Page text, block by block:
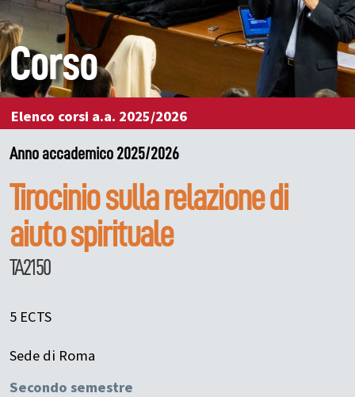
Corso
Elenco corsi a.a. 2025/2026
Anno accademico 2025/2026
Tirocinio sulla relazione di
aiuto spirituale
TA2150
5 ECTS
Sede di Roma
Secondo semestre